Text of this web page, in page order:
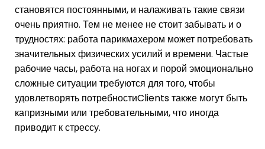
становятся постоянными, и налаживать такие связи
очень приятно. Тем не менее не стоит забывать и о
трудностях: работа парикмахером может потребовать
значительных физических усилий и времени. Частые
рабочие часы, работа на ногах и порой эмоционально
сложные ситуации требуются для того, чтобы
удовлетворять потребностиClients также могут быть
капризными или требовательными, что иногда
приводит к стрессу.